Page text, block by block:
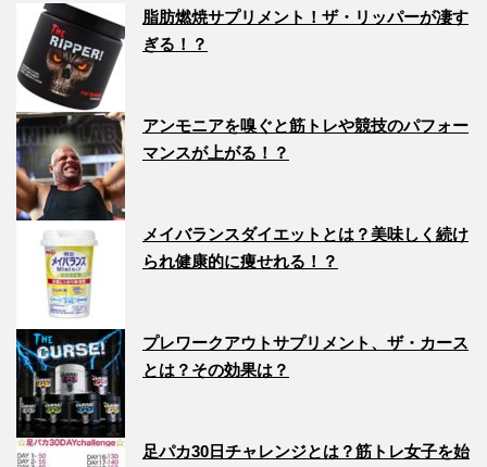
脂肪燃焼サプリメント！ザ・リッパーが凄す
ぎる！？
アンモニアを嗅ぐと筋トレや競技のパフォー
マンスが上がる！？
メイバランスダイエットとは？美味しく続け
られ健康的に痩せれる！？
プレワークアウトサプリメント、ザ・カース
とは？その効果は？
足パカ30日チャレンジとは？筋トレ女子を始